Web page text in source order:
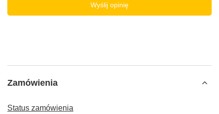
Wyślij opinię
Zamówienia
Status zamówienia